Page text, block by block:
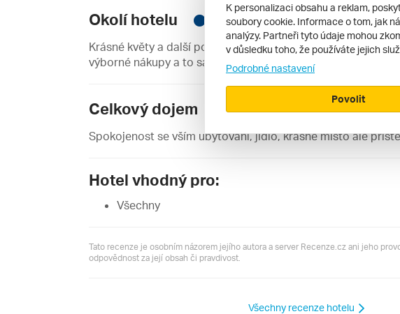
Okolí hotelu
Krásné květy a další porosty ve Zlatné Obale v městečku
výborné nákupy a to samé město Bar 3 km s velký přístavem.
Celkový dojem
Spokojenost se vším ubytování, jídlo, krásné místo ale
Hotel vhodný pro:
Všechny
Tato recenze je osobním názorem jejího autora a server Recenze.cz ani jeho
odpovědnost za její obsah či pravdivost.
Všechny recenze hotelu
K personalizaci obsahu a reklam,
soubory cookie. Informace o tom, jak
analýzy. Partneři tyto údaje mohou
v důsledku toho, že používáte jejich
Podrobné nastavení
Povolit